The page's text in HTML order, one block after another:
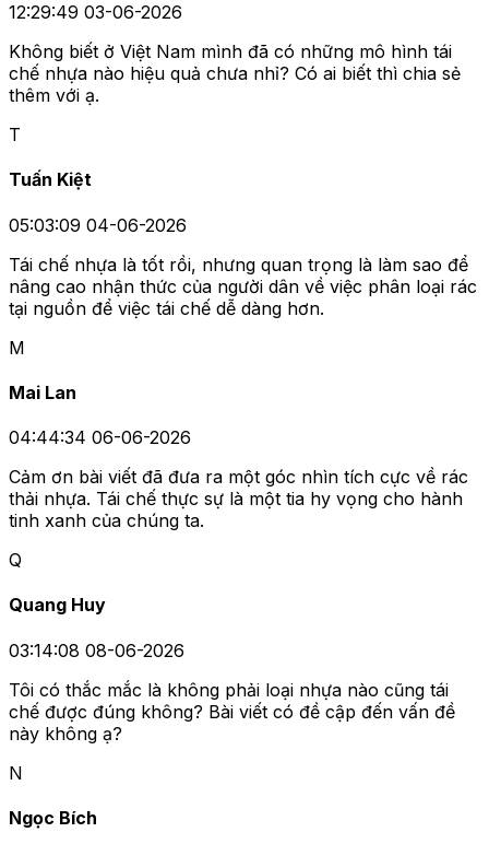
12:29:49 03-06-2026
Không biết ở Việt Nam mình đã có những mô hình tái
chế nhựa nào hiệu quả chưa nhỉ? Có ai biết thì chia sẻ
thêm với ạ.
T
Tuấn Kiệt
05:03:09 04-06-2026
Tái chế nhựa là tốt rồi, nhưng quan trọng là làm sao để
nâng cao nhận thức của người dân về việc phân loại rác
tại nguồn để việc tái chế dễ dàng hơn.
M
Mai Lan
04:44:34 06-06-2026
Cảm ơn bài viết đã đưa ra một góc nhìn tích cực về rác
thải nhựa. Tái chế thực sự là một tia hy vọng cho hành
tinh xanh của chúng ta.
Q
Quang Huy
03:14:08 08-06-2026
Tôi có thắc mắc là không phải loại nhựa nào cũng tái
chế được đúng không? Bài viết có đề cập đến vấn đề
này không ạ?
N
Ngọc Bích